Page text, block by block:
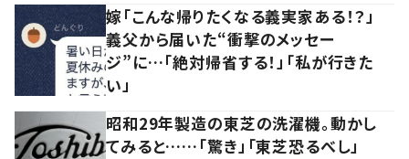
嫁「こんな帰りたくなる義実家ある！？」
義父から届いた“衝撃のメッセー
ジ”に…「絶対帰省する！」「私が行きた
い」
昭和29年製造の東芝の洗濯機。動かし
てみると……「驚き」「東芝恐るべし」